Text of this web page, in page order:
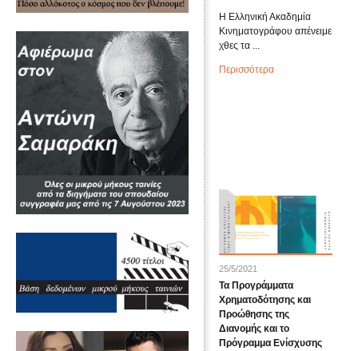
Η Ελληνική Ακαδημία
Κινηματογράφου απένειμε
χθες τα ...
Περισσότερα
25/5/2021
Τα Προγράμματα
Χρηματοδότησης και
Προώθησης της
Διανομής και το
Πρόγραμμα Ενίσχυσης